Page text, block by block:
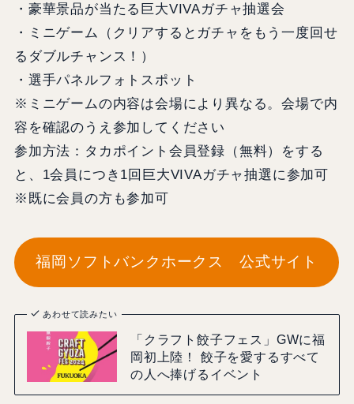
・豪華景品が当たる巨大VIVAガチャ抽選会
・ミニゲーム（クリアするとガチャをもう一度回せ
るダブルチャンス！）
・選手パネルフォトスポット
※ミニゲームの内容は会場により異なる。会場で内
容を確認のうえ参加してください
参加方法：タカポイント会員登録（無料）をする
と、1会員につき1回巨大VIVAガチャ抽選に参加可
※既に会員の方も参加可
福岡ソフトバンクホークス 公式サイト
あわせて読みたい
「クラフト餃子フェス」GWに福
岡初上陸！ 餃子を愛するすべて
の人へ捧げるイベント